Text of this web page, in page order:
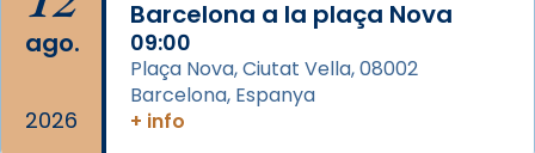
2 weeks ago
Aquest dilluns, 27 de juliol, ha tingut lloc la
missa d’acció de gràcies en agraïment al
comitè organitzador de la visita apostòlica
ago.
2026
Barcelona a la plaça Nova
09:00
Plaça Nova, Ciutat Vella, 08002
Barcelona, Espanya
+ info